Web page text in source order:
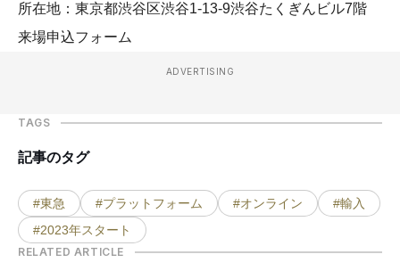
所在地：東京都渋谷区渋谷1-13-9渋谷たくぎんビル7階
来場申込フォーム
ADVERTISING
TAGS
記事のタグ
#東急 #プラットフォーム #オンライン
#輸入
#2023年スタート
RELATED ARTICLE